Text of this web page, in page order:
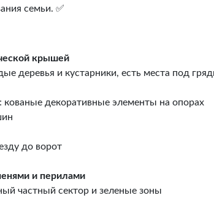
семьи. ✅
крышей
деревья и кустарники, есть места под
: кованые декоративные элементы на опорах
до ворот
и перилами
частный сектор и зеленые зоны